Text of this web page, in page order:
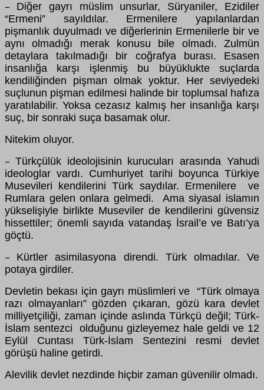
– Diğer gayrı müslim unsurlar, Süryaniler, Ezidiler
“Ermeni” sayıldılar. Ermenilere yapılanlardan
pişmanlık duyulmadı ve diğerlerinin Ermenilerle bir ve
aynı olmadığı merak konusu bile olmadı. Zulmün
detaylara takılmadığı bir coğrafya burası. Esasen
insanlığa karşı işlenmiş bu büyüklukte suçlarda
kendiliğinden pişman olmak yoktur. Her seviyedeki
suçlunun pişman edilmesi halinde bir toplumsal hafıza
yaratılabilir. Yoksa cezasız kalmış her insanlığa karşı
suç, bir sonraki suça basamak olur.
Nitekim oluyor.
– Türkçülük ideolojisinin kurucuları arasında Yahudi
ideologlar vardı. Cumhuriyet tarihi boyunca Türkiye
Musevileri kendilerini Türk saydılar. Ermenilere ve
Rumlara gelen onlara gelmedi. Ama siyasal islamın
yükselişiyle birlikte Museviler de kendilerini güvensiz
hissettiler; önemli sayıda vatandaş İsrail’e ve Batı’ya
göçtü.
– Kürtler asimilasyona direndi. Türk olmadılar. Ve
potaya girdiler.
Devletin bekası için gayrı müslimleri ve “Türk olmaya
razı olmayanları” gözden çıkaran, gözü kara devlet
milliyetçiliği, zaman içinde aslında Türkçü değil; Türk-
İslam sentezci olduğunu gizleyemez hale geldi ve 12
Eylül Cuntası Türk-İslam Sentezini resmi devlet
görüşü haline getirdi.
Alevilik devlet nezdinde hiçbir zaman güvenilir olmadı.